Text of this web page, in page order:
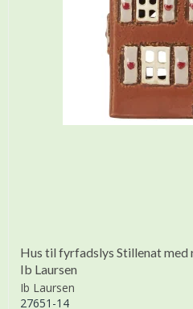
Hus til fyrfadslys Stillenat med
Ib Laursen
Ib Laursen
27651-14